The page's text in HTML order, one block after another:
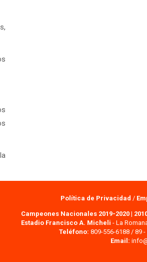
Política de Privacidad /
Campeones Nacionales 2019-2020 |
Estadio Francisco A. Micheli - La
Teléfono: 809-556-6188 / 89 -
Email: